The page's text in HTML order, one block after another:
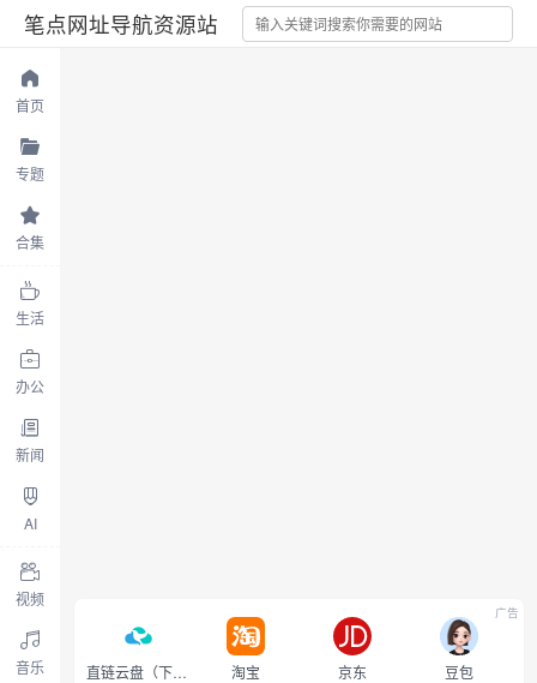
笔点网址导航资源站
首页
专题
合集
生活
办公
新闻
AI
视频
音乐 直链云盘（下载不限速） 淘宝 京东 豆包
广告